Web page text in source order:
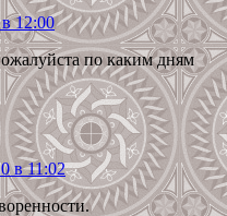
12:00
по каким дням
в 11:02